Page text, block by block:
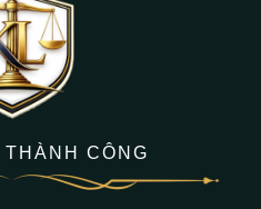
CÔNG